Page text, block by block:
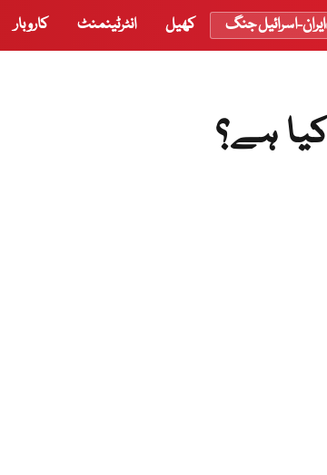
ایران-اسرائیل جنگ کھیل انٹرٹینمنٹ کاروبار
ہے؟